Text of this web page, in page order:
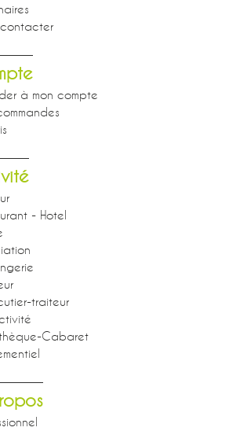
contacter
à mon compte
- Hotel
traiteur
Cabaret